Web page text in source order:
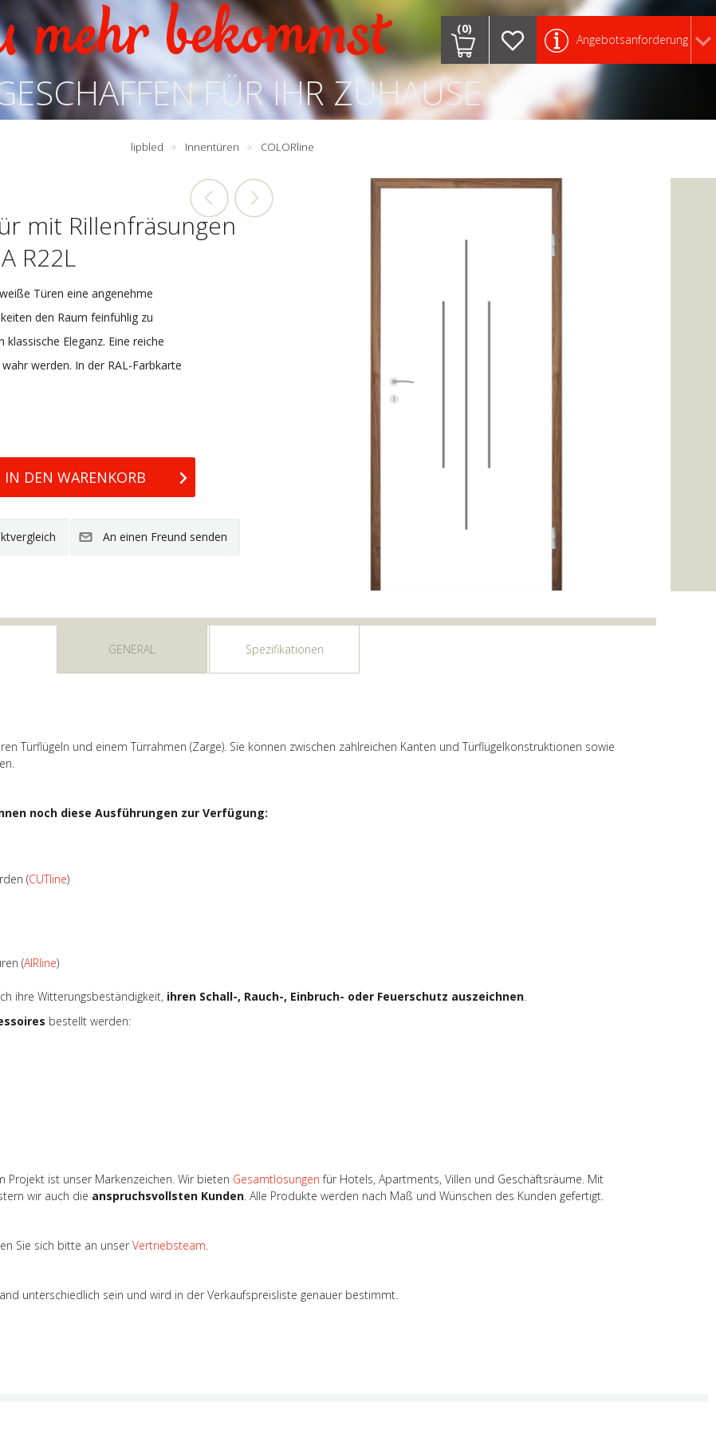
(0)
Angebotsanforderung
mehr bekommst
FÜR IHR ZUHAUSE.
lipbled Innentüren COLORline
mit Rillenfräsungen
R22L
Türen eine angenehme
den Raum feinfühlig zu
Eleganz. Eine reiche
werden. In der RAL-Farbkarte
GENERAL Spezifikationen
Türflügeln und einem Türrahmen (Zarge). Sie können zwischen zahlreichen Kanten und Türflügelkonstruktionen sowie
noch diese Ausführungen zur Verfügung:
(CUTline)
(AIRline)
ihre Witterungsbeständigkeit, ihren Schall-, Rauch-, Einbruch- oder Feuerschutz auszeichnen
bestellt werden:
Projekt ist unser Markenzeichen. Wir bieten Gesamtlösungen für Hotels, Apartments, Villen und Geschäftsräume. Mit
wir auch die anspruchsvollsten Kunden . Alle Produkte werden nach Maß und Wünschen des Kunden gefertigt.
Sie sich bitte an unserVertriebsteam
unterschiedlich sein und wird in der Verkaufspreisliste genauer bestimmt.